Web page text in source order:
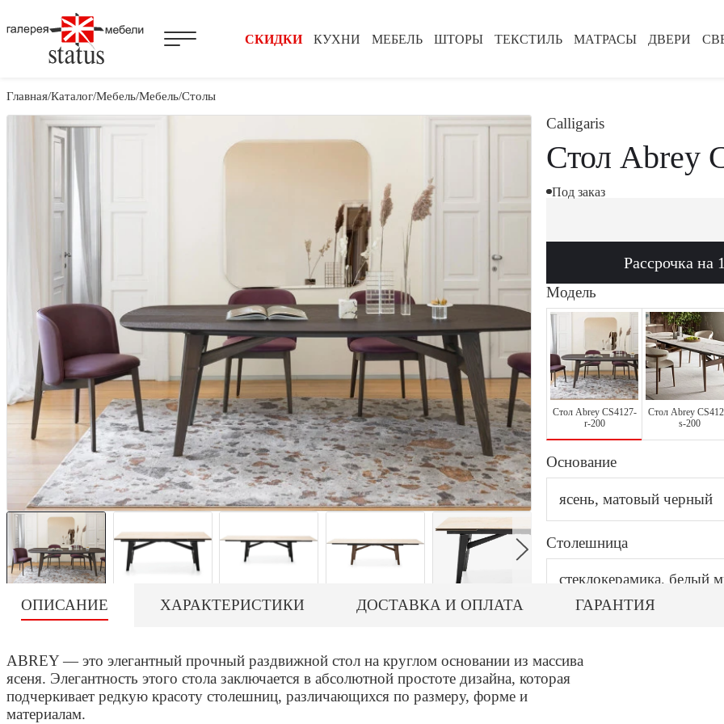
КУХНИ МЕБЕЛЬ ШТОРЫ ТЕКСТИЛЬ МАТРАСЫ ДВЕРИ
СКИДКИ
Главная Каталог Мебель Мебель Столы
Calligaris
Стол Abrey
Под заказ
Рассрочка на
Модель
Стол Abrey CS4127-
r-200
Стол Abrey
s-200
Основание
ясень, матовый черный
Столешница
стеклокерамика, белый
ОПИСАНИЕ
ХАРАКТЕРИСТИКИ ДОСТАВКА И ОПЛАТА ГАРАНТИЯ
ABREY — это элегантный прочный раздвижной стол на круглом основании из массива
ясеня. Элегантность этого стола заключается в абсолютной простоте дизайна, которая
подчеркивает редкую красоту столешниц, различающихся по размеру, форме и
материалам.